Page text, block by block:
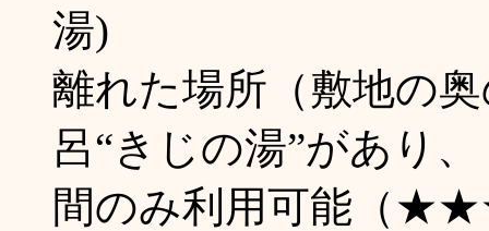
湯)
離れた場所（敷地の
呂“きじの湯”があり
間のみ利用可能（